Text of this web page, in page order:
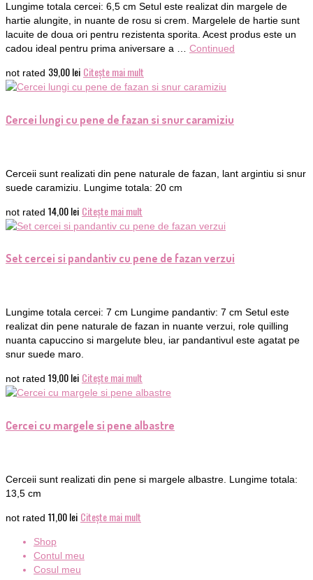
Lungime totala cercei: 6,5 cm Setul este realizat din margele de
hartie alungite, in nuante de rosu si crem. Margelele de hartie sunt
lacuite de doua ori pentru rezistenta sporita. Acest produs este un
cadou ideal pentru prima aniversare a … Continued
not rated 39,00lei Citește mai mult
Cercei lungi cu pene de fazan si snur caramiziu
Cerceii sunt realizati din pene naturale de fazan, lant argintiu si snur
suede caramiziu. Lungime totala: 20 cm
not rated 14,00lei Citește mai mult
Set cercei si pandantiv cu pene de fazan verzui
Lungime totala cercei: 7 cm Lungime pandantiv: 7 cm Setul este
realizat din pene naturale de fazan in nuante verzui, role quilling
nuanta capuccino si margelute bleu, iar pandantivul este agatat pe
snur suede maro.
not rated 19,00lei Citește mai mult
Cercei cu margele si pene albastre
Cerceii sunt realizati din pene si margele albastre. Lungime totala:
13,5 cm
not rated 11,00lei Citește mai mult
Shop
Contul meu
Cosul meu